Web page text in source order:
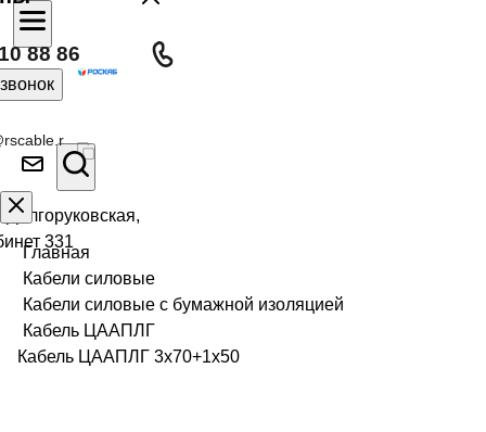
88 86
331
Главная
Кабели силовые
Кабели силовые с бумажной изоляцией
Кабель ЦААПЛГ
Кабель ЦААПЛГ 3х70+1х50